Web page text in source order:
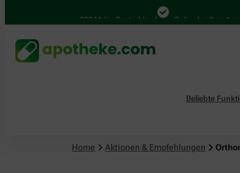
4.000 Mal in Deutschland Online bei Ihrer Apotheke
Beliebte
Home Aktionen & Empfehlungen